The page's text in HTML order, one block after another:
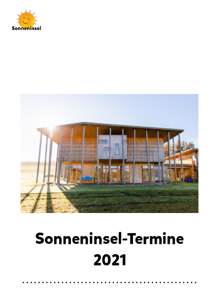
Sonneninsel-Termine
2021